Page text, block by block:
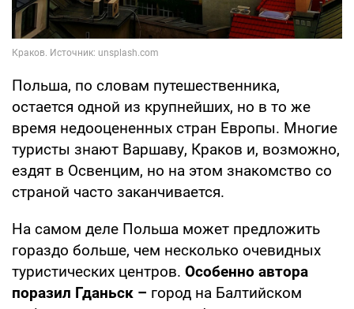
Польша, по словам путешественника,
остается одной из крупнейших, но в то же
время недооцененных стран Европы. Многие
туристы знают Варшаву, Краков и, возможно,
ездят в Освенцим, но на этом знакомство со
страной часто заканчивается.
На самом деле Польша может предложить
гораздо больше, чем несколько очевидных
туристических центров. Особенно автора
поразил Гданьск – город на Балтийском